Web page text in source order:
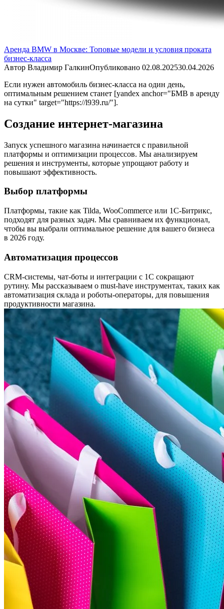
Аренда BMW в Москве: Топовые модели и условия проката
бизнес-класса
Автор Владимир ГалкинОпубликовано 02.08.202530.04.2026
Если нужен автомобиль бизнес-класса на один день,
оптимальным решением станет [yandex anchor="БМВ в аренду
на сутки" target="https://l939.ru/"].
Создание интернет-магазина
Запуск успешного магазина начинается с правильной
платформы и оптимизации процессов. Мы анализируем
решения и инструменты, которые упрощают работу и
повышают эффективность.
Выбор платформы
Платформы, такие как Tilda, WooCommerce или 1C-Битрикс,
подходят для разных задач. Мы сравниваем их функционал,
чтобы вы выбрали оптимальное решение для вашего бизнеса
в 2026 году.
Автоматизация процессов
CRM-системы, чат-боты и интеграции с 1С сокращают
рутину. Мы рассказываем о must-have инструментах, таких как
автоматизация склада и роботы-операторы, для повышения
продуктивности магазина.